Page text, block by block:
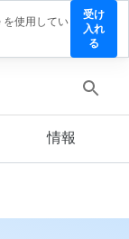
情報
を使用してい
受け
入れ
る